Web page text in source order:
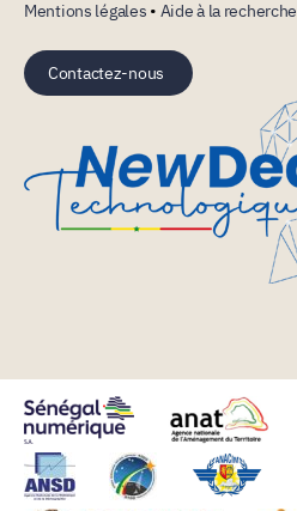
Mentions légales • Aide à la recherche
Contactez-nous